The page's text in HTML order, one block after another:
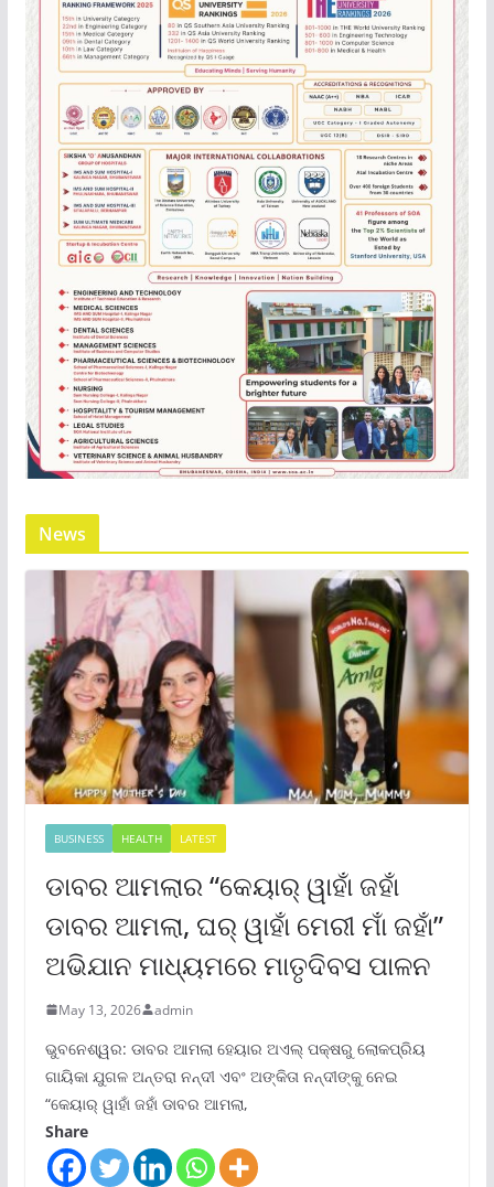
News
BUSINESS HEALTH LATEST
ଡାବର ଆମଲାର “କେୟାର୍ ୱାହାଁ ଜହାଁ
ଡାବର ଆମଲା, ଘର୍ ୱାହାଁ ମେରୀ ମାଁ ଜହାଁ”
ଅଭିଯାନ ମାଧ୍ୟମରେ ମାତୃଦିବସ ପାଳନ
May 13, 2026 admin
ଭୁବନେଶ୍ୱର: ଡାବର ଆମଲା ହେୟାର ଅଏଲ୍ ପକ୍ଷରୁ ଲୋକପ୍ରିୟ
ଗାୟିକା ଯୁଗଳ ଅନ୍ତରା ନନ୍ଦୀ ଏବଂ ଅଙ୍କିତା ନନ୍ଦୀଙ୍କୁ ନେଇ
“କେୟାର୍ ୱାହାଁ ଜହାଁ ଡାବର ଆମଲା,
Share